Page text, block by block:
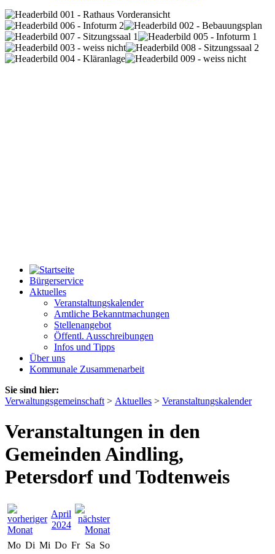
Bürgerservice
Aktuelles
Veranstaltungskalender
Amtliche Bekanntmachungen
Stellenangebot
Öffentl. Ausschreibungen
Infos und Tipps
Über uns
Kommunale Zusammenarbeit
Sie sind hier:
Verwaltungsgemeinschaft > Aktuelles > Veranstaltungskalender
Veranstaltungen in den
Gemeinden Aindling,
Petersdorf und Todtenweis
April
2024
Mo Di Mi Do Fr Sa So